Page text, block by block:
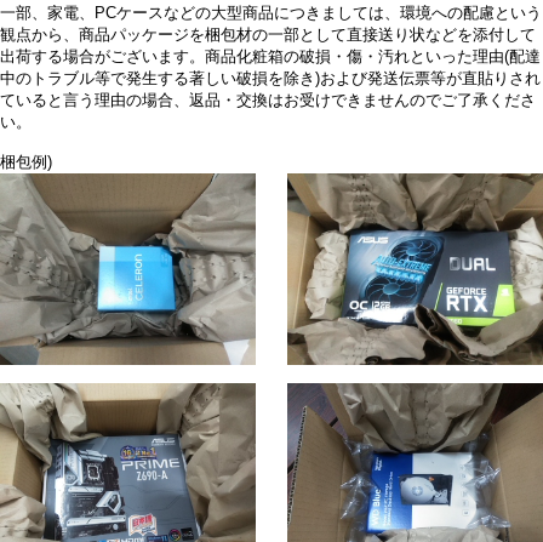
一部、家電、PCケースなどの大型商品につきましては、環境への配慮という
観点から、商品パッケージを梱包材の一部として直接送り状などを添付して
出荷する場合がございます。商品化粧箱の破損・傷・汚れといった理由(配達
中のトラブル等で発生する著しい破損を除き)および発送伝票等が直貼りされ
ていると言う理由の場合、返品・交換はお受けできませんのでご了承くださ
い。
梱包例)